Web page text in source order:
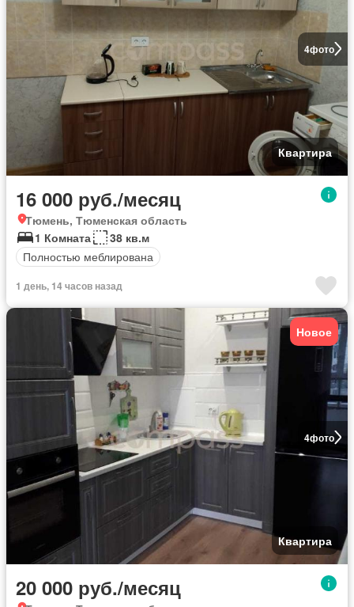
4фото
Квартира
16 000 руб./месяц
Тюмень, Тюменская область
1 Комната
38 кв.м
Полностью меблирована
1 день, 14 часов назад
4фото
Новое
Квартира
20 000 руб./месяц